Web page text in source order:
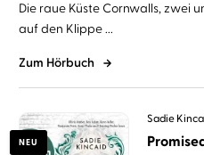
Die raue Küste Cornwalls, zwei
auf den Klippe ...
Zum Hörbuch
NEU
Sadie